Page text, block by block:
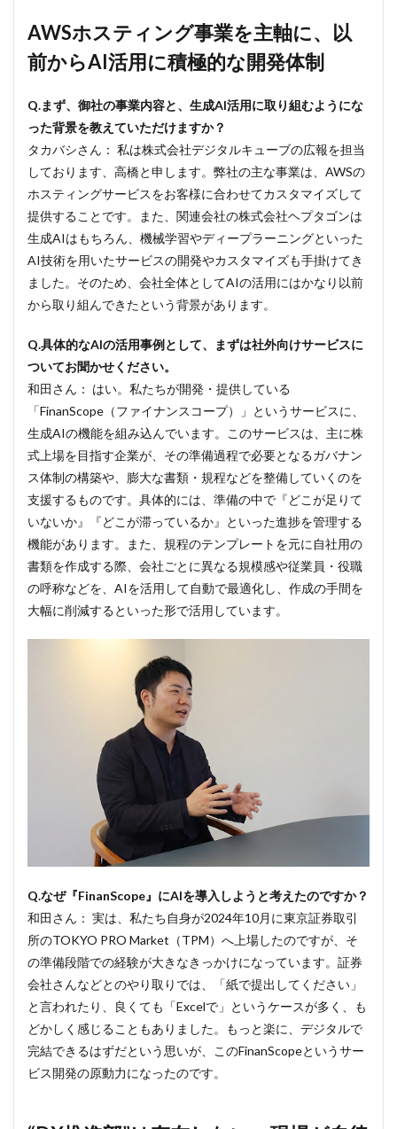
ティ
ング
事業
を主
に、
以前
から
AI活
用に
的な
開発
体制
2
“DX
部”は
しな
現場
が自
律的
を使
いこ
なす
組織
文化
3
地方
中小
企業
の
DX・
進に
AWSホスティング事業を主軸に、以
前からAI活用に積極的な開発体制
Q.まず、御社の事業内容と、生成AI活用に取り組むようにな
った背景を教えていただけますか？
タカバシさん： 私は株式会社デジタルキューブの広報を担当
しております、高橋と申します。弊社の主な事業は、AWSの
ホスティングサービスをお客様に合わせてカスタマイズして
提供することです。また、関連会社の株式会社ヘプタゴンは
生成AIはもちろん、機械学習やディープラーニングといった
AI技術を用いたサービスの開発やカスタマイズも手掛けてき
ました。そのため、会社全体としてAIの活用にはかなり以前
から取り組んできたという背景があります。
Q.具体的なAIの活用事例として、まずは社外向けサービスに
ついてお聞かせください。
和田さん： はい。私たちが開発・提供している
「FinanScope（ファイナンスコープ）」というサービスに、
生成AIの機能を組み込んでいます。このサービスは、主に株
式上場を目指す企業が、その準備過程で必要となるガバナン
ス体制の構築や、膨大な書類・規程などを整備していくのを
支援するものです。具体的には、準備の中で『どこが足りて
いないか』『どこが滞っているか』といった進捗を管理する
機能があります。また、規程のテンプレートを元に自社用の
書類を作成する際、会社ごとに異なる規模感や従業員・役職
の呼称などを、AIを活用して自動で最適化し、作成の手間を
大幅に削減するといった形で活用しています。
Q.なぜ『FinanScope』にAIを導入しようと考えたのですか？
和田さん： 実は、私たち自身が2024年10月に東京証券取引
所のTOKYO PRO Market（TPM）へ上場したのですが、そ
の準備段階での経験が大きなきっかけになっています。証券
会社さんなどとのやり取りでは、「紙で提出してください」
と言われたり、良くても「Excelで」というケースが多く、も
どかしく感じることもありました。もっと楽に、デジタルで
完結できるはずだという思いが、このFinanScopeというサー
ビス開発の原動力になったのです。